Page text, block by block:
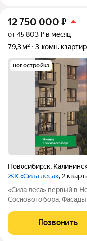
12 750 000 ₽
от 45 803 ₽ в месяц
79,3 м²
3-комн.
новостройка
Новосибирск,
ЖК «Сила леса», 2
«Сила леса» первый в Новосибирске велнес-квартал у
Соснового бора.
архитектуру с
инфраструктура
Позвонить